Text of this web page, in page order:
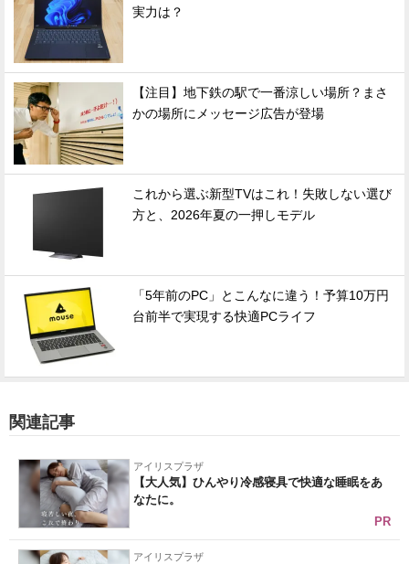
実力は？
【注目】地下鉄の駅で一番涼しい場所？まさ
かの場所にメッセージ広告が登場
これから選ぶ新型TVはこれ！失敗しない選び
方と、2026年夏の一押しモデル
「5年前のPC」とこんなに違う！予算10万円
台前半で実現する快適PCライフ
関連記事
アイリスプラザ
【大人気】ひんやり冷感寝具で快適な睡眠をあ
なたに。
PR
アイリスプラザ